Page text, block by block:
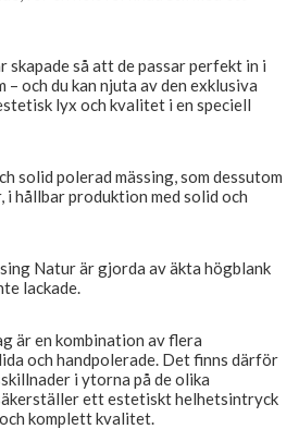
skapade så att de passar perfekt in i
och du kan njuta av den exklusiva
lyx och kvalitet i en speciell
solid polerad mässing, som dessutom
hållbar produktion med solid och
Natur är gjorda av äkta högblank
lackade.
är en kombination av flera
och handpolerade. Det finns därför
i ytorna på de olika
ett estetiskt helhetsintryck
komplett kvalitet.